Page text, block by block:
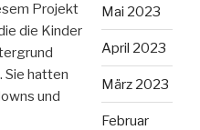
Projekt
die Kinder
Sie hatten
und
Mai 2023
April 2023
März 2023
Februar